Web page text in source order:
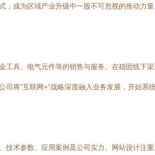
成为区域产业升级中一股不可忽视的推动力量
具、电气元件等的销售与服务。在稳固线下
将“互联网+”战略深度融入业务发展，开始系
技术参数、应用案例及公司实力。网站设计注